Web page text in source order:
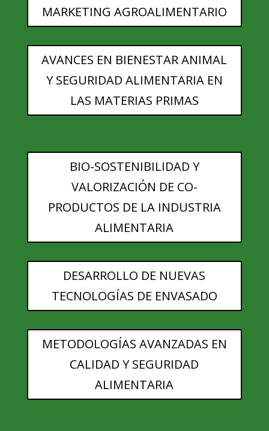
MARKETING AGROALIMENTARIO
AVANCES EN BIENESTAR ANIMAL
Y SEGURIDAD ALIMENTARIA EN
LAS MATERIAS PRIMAS
BIO-SOSTENIBILIDAD Y
VALORIZACIÓN DE CO-
PRODUCTOS DE LA INDUSTRIA
ALIMENTARIA
DESARROLLO DE NUEVAS
TECNOLOGÍAS DE ENVASADO
METODOLOGÍAS AVANZADAS EN
CALIDAD Y SEGURIDAD
ALIMENTARIA